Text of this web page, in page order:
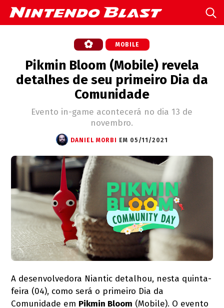
MOBILE
Pikmin Bloom (Mobile) revela
detalhes de seu primeiro Dia da
Comunidade
Evento in-game acontecerá no dia 13 de
novembro.
DANIEL MORBI EM 05/11/2021
A desenvolvedora Niantic detalhou, nesta quinta-
feira (04), como será o primeiro Dia da
Comunidade em Pikmin Bloom (Mobile). O evento